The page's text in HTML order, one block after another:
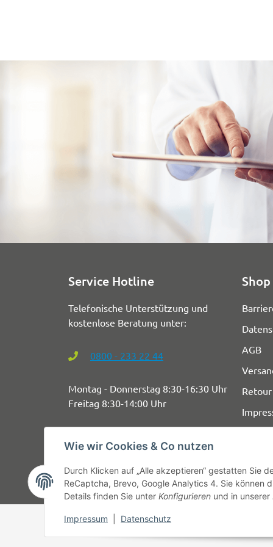
Wie wir Cookies & Co nutzen
Durch Klicken auf „Alle akzeptieren“ gestatten Sie
ReCaptcha, Brevo, Google Analytics 4. Sie können
Details finden Sie unter Konfigurieren und in unserer
Impressum Datenschutz
Service Hotline
Telefonische Unterstützung und
kostenlose Beratung unter:
0800 - 233 22 44
Montag - Donnerstag 8:30-16:30 Uhr
Freitag 8:30-14:00 Uhr
AGB
Retour